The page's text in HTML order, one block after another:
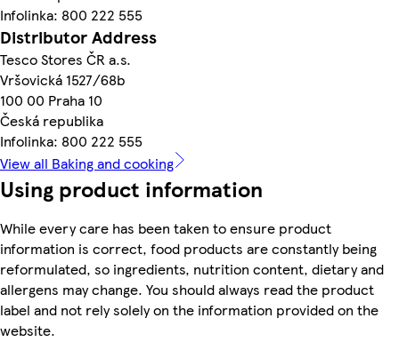
Infolinka: 800 222 555
Distributor Address
Tesco Stores ČR a.s.
Vršovická 1527/68b
100 00 Praha 10
Česká republika
Infolinka: 800 222 555
View all Baking and cooking
Using product information
While every care has been taken to ensure product
information is correct, food products are constantly being
reformulated, so ingredients, nutrition content, dietary and
allergens may change. You should always read the product
label and not rely solely on the information provided on the
website.